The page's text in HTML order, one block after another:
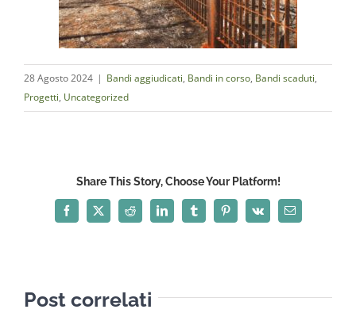
28 Agosto 2024 | Bandi aggiudicati, Bandi in corso, Bandi scaduti,
Progetti, Uncategorized
Share This Story, Choose Your Platform!
Facebook
X Reddit LinkedInTumblrPinterest
Vk Email
Post correlati